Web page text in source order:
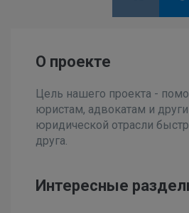
О проекте
Цель нашего проекта -
юристам, адвокатам и
юридической отрасли
друга.
Интересные